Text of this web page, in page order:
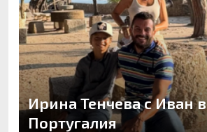
Ирина Тенчева с Иван в
Португалия